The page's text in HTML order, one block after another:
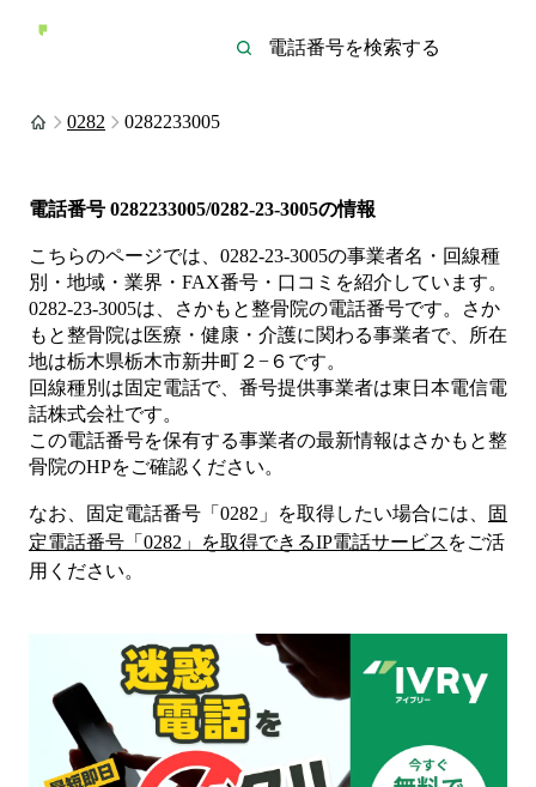
0282 0282233005
電話番号 0282233005/0282-23-3005の情報
こちらのページでは、 0282-23-3005の事業者名・回線種
別・地域・業界・FAX番号・口コミを紹介しています。
0282-23-3005は、 さかもと整骨院の電話番号です。
さか
もと整骨院は医療・健康・介護に関わる事業者で、所在
地は栃木県栃木市新井町２−６ です。
回線種別は固定電話で、番号提供事業者は東日本電信電
話株式会社です。
この電話番号を保有する事業者の最新情報はさかもと整
骨院のHPをご確認ください。
なお、固定電話番号「 0282 」を取得したい場合には、
固
定電話番号「 0282 」を取得できるIP電話サービス をご活
用ください。